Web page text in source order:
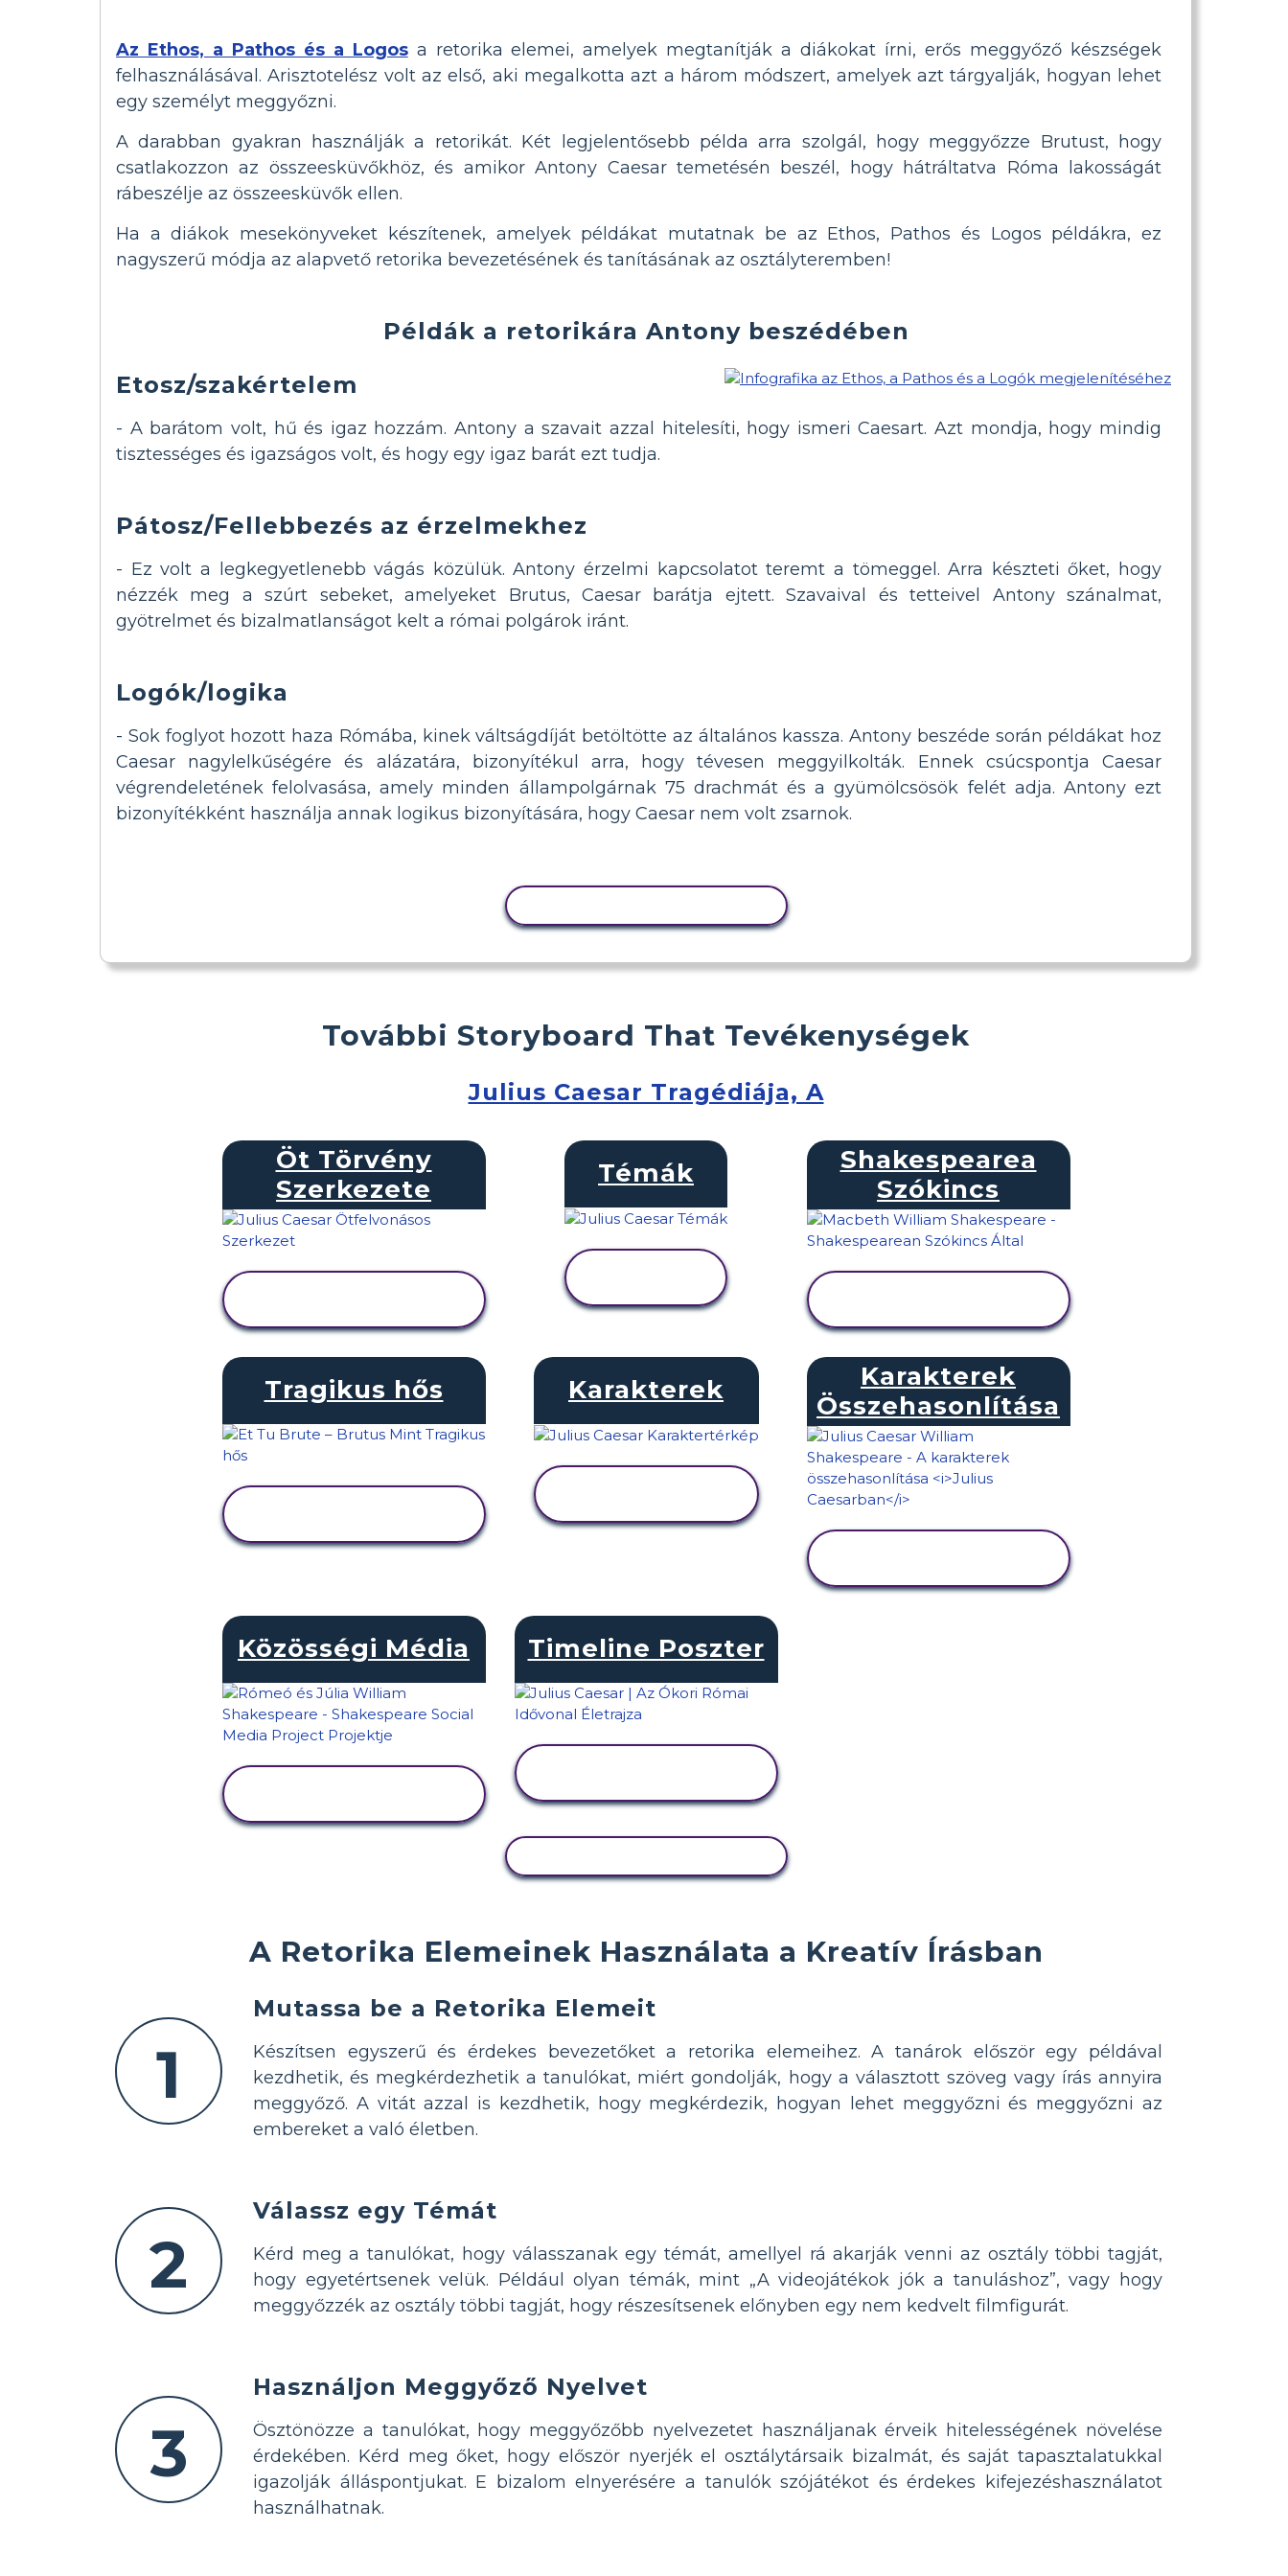
Az Ethos, a Pathos és a Logosa retorika elemei, amelyek megtanítják a diákokat írni, erős meggyőző készségek
felhasználásával. Arisztotelész volt az első, aki megalkotta azt a három módszert, amelyek azt tárgyalják, hogyan lehet
egy személyt meggyőzni.
A darabban gyakran használják a retorikát. Két legjelentősebb példa arra szolgál, hogy meggyőzze Brutust, hogy
csatlakozzon az összeesküvőkhöz, és amikor Antony Caesar temetésén beszél, hogy hátráltatva Róma lakosságát
rábeszélje az összeesküvők ellen.
Ha a diákok mesekönyveket készítenek, amelyek példákat mutatnak be az Ethos, Pathos és Logos példákra, ez
nagyszerű módja az alapvető retorika bevezetésének és tanításának az osztályteremben!
Példák a retorikára Antony beszédében
Etosz/szakértelem
- A barátom volt, hű és igaz hozzám. Antony a szavait azzal hitelesíti, hogy ismeri Caesart. Azt mondja, hogy mindig
tisztességes és igazságos volt, és hogy egy igaz barát ezt tudja.
Pátosz/Fellebbezés az érzelmekhez
- Ez volt a legkegyetlenebb vágás közülük. Antony érzelmi kapcsolatot teremt a tömeggel. Arra készteti őket, hogy
nézzék meg a szúrt sebeket, amelyeket Brutus, Caesar barátja ejtett. Szavaival és tetteivel Antony szánalmat,
gyötrelmet és bizalmatlanságot kelt a római polgárok iránt.
Logók/logika
- Sok foglyot hozott haza Rómába, kinek váltságdíját betöltötte az általános kassza. Antony beszéde során példákat hoz
Caesar nagylelkűségére és alázatára, bizonyítékul arra, hogy tévesen meggyilkolták. Ennek csúcspontja Caesar
végrendeletének felolvasása, amely minden állampolgárnak 75 drachmát és a gyümölcsösök felét adja. Antony ezt
bizonyítékként használja annak logikus bizonyítására, hogy Caesar nem volt zsarnok.
A Retorika Elemeinek Használata a Kreatív Írásban
1
Mutassa be a Retorika Elemeit
Készítsen egyszerű és érdekes bevezetőket a retorika elemeihez. A tanárok először egy példával
kezdhetik, és megkérdezhetik a tanulókat, miért gondolják, hogy a választott szöveg vagy írás annyira
meggyőző. A vitát azzal is kezdhetik, hogy megkérdezik, hogyan lehet meggyőzni és meggyőzni az
embereket a való életben.
2
Válassz egy Témát
Kérd meg a tanulókat, hogy válasszanak egy témát, amellyel rá akarják venni az osztály többi tagját,
hogy egyetértsenek velük. Például olyan témák, mint „A videojátékok jók a tanuláshoz”, vagy hogy
meggyőzzék az osztály többi tagját, hogy részesítsenek előnyben egy nem kedvelt filmfigurát.
3
Használjon Meggyőző Nyelvet
Ösztönözze a tanulókat, hogy meggyőzőbb nyelvezetet használjanak érveik hitelességének növelése
érdekében. Kérd meg őket, hogy először nyerjék el osztálytársaik bizalmát, és saját tapasztalatukkal
igazolják álláspontjukat. E bizalom elnyerésére a tanulók szójátékot és érdekes kifejezéshasználatot
használhatnak.
További Storyboard That Tevékenységek
Julius Caesar Tragédiája, A
Öt Törvény
Szerkezete
Témák
MEGTEKINTÉSE
Shakespearea
Szókincs
Tragikus hős Karakterek
Karakterek
Összehasonlítása
Közösségi Média Timeline Poszter